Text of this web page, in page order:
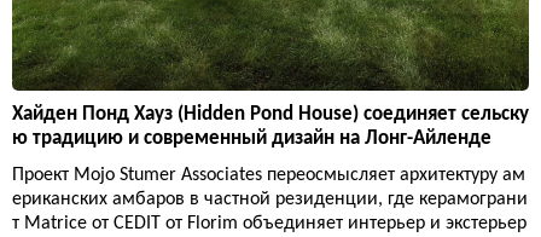
Хайден Понд Хауз (Hidden Pond House) соединяет сельску
ю традицию и современный дизайн на Лонг-Айленде
Проект Mojo Stumer Associates переосмысляет архитектуру ам
ериканских амбаров в частной резиденции, где керамограни
т Matrice от CEDIT от Florim объединяет интерьер и экстерьер